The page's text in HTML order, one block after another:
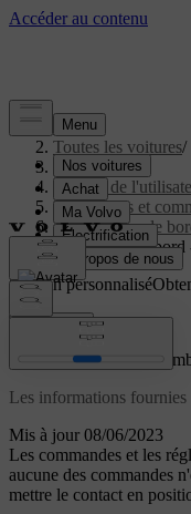
Aide/
Toutes les voitures/
V40 2019/
Manuel de
Instruments et
Ordinateur de
Ordinateur de
Soutien personnalisé
Connexion
Mis à jour 08/06/2023
Ordinateur de bord -
Les informations fournies
Les commandes et les
aucune des commandes
mettre le contact en